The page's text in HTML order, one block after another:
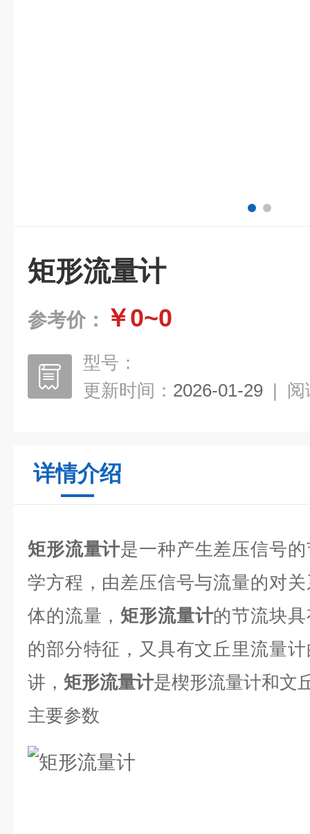
矩形流量计
参考价： ￥0~0
型号：
更新时间： 2026-01-29 | 阅
详情介绍
矩形流量计是一种产生差压信号
学方程，由差压信号与流量的对
体的流量，矩形流量计的节流块
的部分特征，又具有文丘里流量
讲， 矩形流量计是楔形流量计和文
主要参数